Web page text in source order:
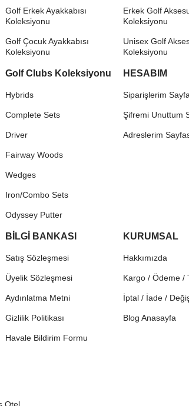
Golf Erkek Ayakkabısı
Koleksiyonu
Golf Çocuk Ayakkabısı
Koleksiyonu
Erkek Golf
Koleksiyonu
Unisex Golf
Koleksiyonu
Golf Clubs Koleksiyonu
Hybrids
Complete Sets
Driver
Fairway Woods
Wedges
Iron/Combo Sets
Odyssey Putter
HESABIM
Siparişlerim
Şifremi Unuttum
Adreslerim
BİLGİ BANKASI
Satış Sözleşmesi
Üyelik Sözleşmesi
Aydınlatma Metni
Gizlilik Politikası
Havale Bildirim Formu
KURUMSAL
Hakkımızda
Kargo / Ödeme /
İptal / İade /
Blog Anasayfa